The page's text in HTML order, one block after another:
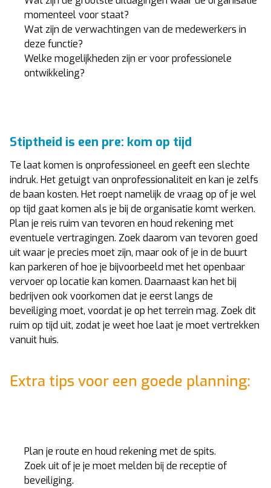
momenteel voor staat?
Wat zijn de verwachtingen van de medewerkers in
deze functie?
Welke mogelijkheden zijn er voor professionele
ontwikkeling?
Stiptheid is een pre: kom op tijd
Te laat komen is onprofessioneel en geeft een slechte
indruk. Het getuigt van onprofessionaliteit en kan je zelfs
de baan kosten. Het roept namelijk de vraag op of je wel
op tijd gaat komen als je bij de organisatie komt werken.
Plan je reis ruim van tevoren en houd rekening met
eventuele vertragingen. Zoek daarom van tevoren goed
uit waar je precies moet zijn, maar ook of je in de buurt
kan parkeren of hoe je bijvoorbeeld met het openbaar
vervoer op locatie kan komen. Daarnaast kan het bij
bedrijven ook voorkomen dat je eerst langs de
beveiliging moet, voordat je op het terrein mag. Zoek dit
ruim op tijd uit, zodat je weet hoe laat je moet vertrekken
vanuit huis.
Extra tips voor een goede planning:
Plan je route en houd rekening met de spits.
Zoek uit of je je moet melden bij de receptie of
beveiliging.